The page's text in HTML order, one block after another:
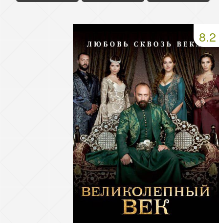
8.2